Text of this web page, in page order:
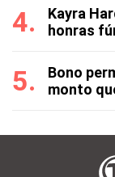
Kayra
honras
Bono
monto